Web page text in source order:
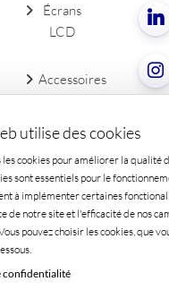
utilise des cookies
les cookies pour améliorer la qualité
sont essentiels pour le
à implémenter certaines
de notre site et l'efficacité de nos
pouvez choisir les cookies, que
confidentialité
Écrans
LCD
Accessoires
de PC